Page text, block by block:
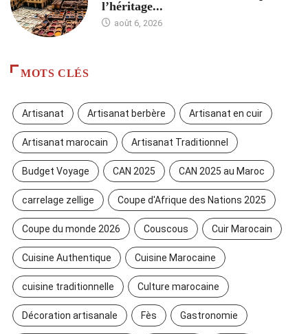
l’héritage...
août 6, 2026
MOTS CLÉS
Artisanat Artisanat berbère Artisanat en cuir
Artisanat marocain Artisanat Traditionnel
Budget Voyage CAN 2025 CAN 2025 au Maroc
carrelage zellige Coupe d'Afrique des Nations 2025
Coupe du monde 2026 Couscous Cuir Marocain
Cuisine Authentique Cuisine Marocaine
cuisine traditionnelle Culture marocaine
Décoration artisanale Fès Gastronomie